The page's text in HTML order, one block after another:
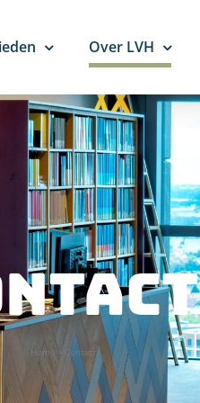
Over LVH
Home » Contact